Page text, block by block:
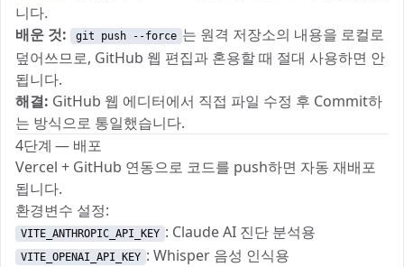
니다.
배운 것:
git push --force 는 원격 저장소의 내용을 로컬로
덮어쓰므로, GitHub 웹 편집과 혼용할 때 절대 사용하면 안
됩니다.
해결: GitHub 웹 에디터에서 직접 파일 수정 후 Commit하
는 방식으로 통일했습니다.
4단계 — 배포
Vercel + GitHub 연동으로 코드를 push하면 자동 재배포
됩니다.
환경변수 설정:
VITE_ANTHROPIC_API_KEY : Claude AI 진단 분석용
VITE_OPENAI_API_KEY : Whisper 음성 인식용